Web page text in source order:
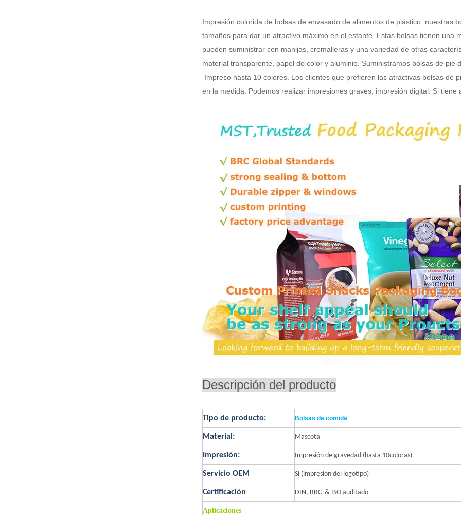
Impresión colorida de bolsas de envasado de alimentos de plástico, nuestras
tamaños para dar un atractivo máximo en el estante. Estas bolsas tienen una
pueden suministrar con manijas, cremalleras y una variedad de otras
material transparente, papel de color y aluminio. Suministramos bolsas de pie
Impreso hasta 10 colores. Los clientes que prefieren las atractivas bolsas de
en la medida. Podemos realizar impresiones graves, impresión digital. Si
Descripción del producto
Tipo de producto: Bolsas de comida
Material: Mascota
Impresión: Impresión de gravedad (hasta 10coloras)
Servicio OEM Sí (impresión del logotipo)
Certificación DIN, BRC & ISO auditado
Aplicaciones